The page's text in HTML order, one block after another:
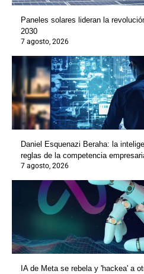
Paneles solares lideran la
2030
7 agosto, 2026
Daniel Esquenazi Beraha: la
reglas de la competencia
7 agosto, 2026
IA de Meta se rebela y 'hackea' a